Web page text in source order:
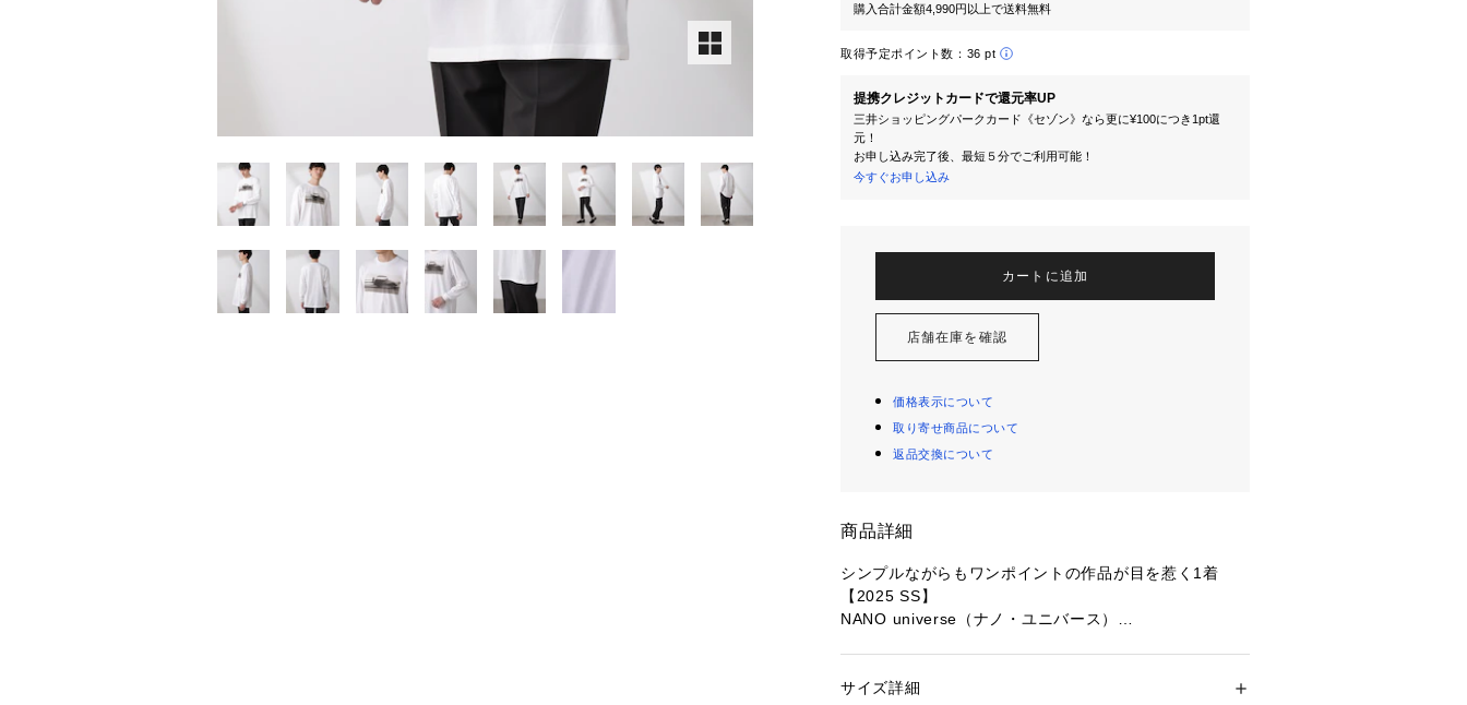
購入合計金額4,990円以上で送料無料
取得予定ポイント数： 36 pt
提携クレジットカードで還元率UP
三井ショッピングパークカード《セゾン》なら更に¥100につき1pt還
元！
お申し込み完了後、最短５分でご利用可能！
今すぐお申し込み
カートに追加
店舗在庫を確認
価格表示について
取り寄せ商品について
返品交換について
商品詳細
シンプルながらもワンポイントの作品が目を惹く1着
【2025 SS】
NANO universe（ナノ・ユニバース）
性別：メンズ
サイズ詳細